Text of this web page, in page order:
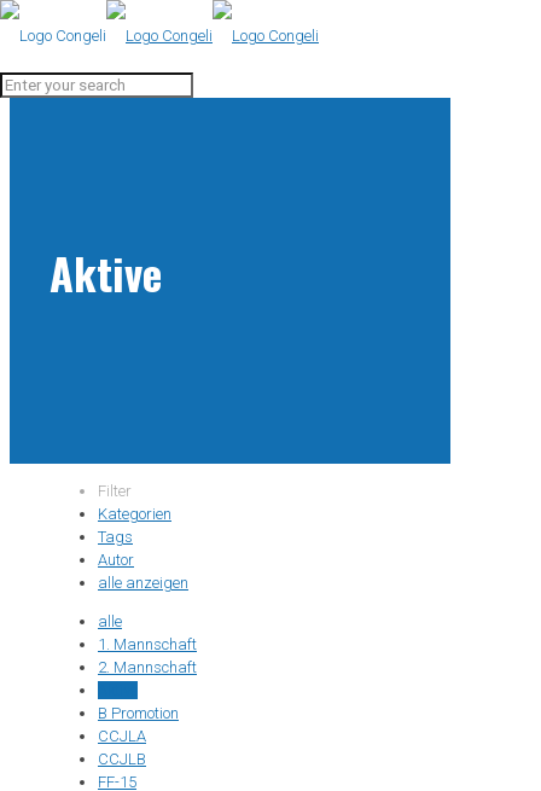
Aktive
Filter
Kategorien
Tags
Autor
alle anzeigen
alle
1. Mannschaft
2. Mannschaft
B Promotion
CCJLA
CCJLB
FF-15